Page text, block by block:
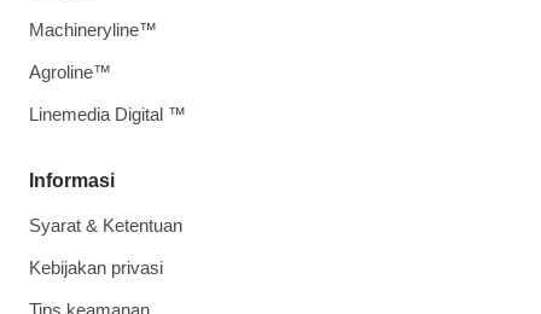
Informasi
Syarat & Ketentuan
Kebijakan privasi
Tips keamanan
Machineryline™
Agroline™
Linemedia Digital ™